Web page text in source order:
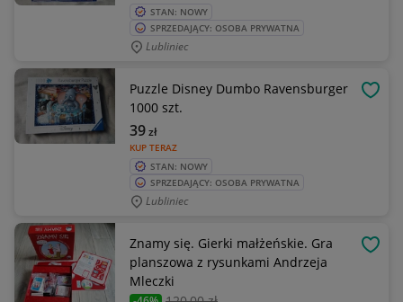
STAN: NOWY
SPRZEDAJĄCY: OSOBA PRYWATNA
Lubliniec
Puzzle Disney Dumbo Ravensburger
1000 szt.
KUP TERAZ
39zł
STAN: NOWY
SPRZEDAJĄCY: OSOBA PRYWATNA
Lubliniec
Znamy się. Gierki małżeńskie. Gra
planszowa z rysunkami Andrzeja
Mleczki